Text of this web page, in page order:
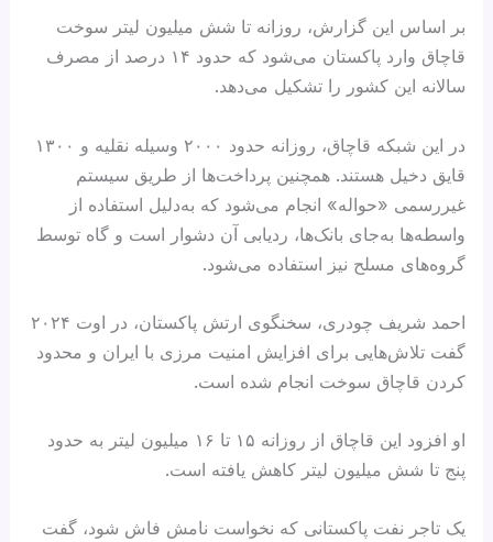
بر اساس این گزارش، روزانه تا شش میلیون لیتر سوخت
قاچاق وارد پاکستان می‌شود که حدود ۱۴ درصد از مصرف
سالانه این کشور را تشکیل می‌دهد.
در این شبکه قاچاق، روزانه حدود ۲۰۰۰ وسیله نقلیه و ۱۳۰۰
قایق دخیل هستند. همچنین پرداخت‌ها از طریق سیستم
غیررسمی «حواله» انجام می‌شود که به‌دلیل استفاده از
واسطه‌ها به‌جای بانک‌ها، ردیابی آن دشوار است و گاه توسط
گروه‌های مسلح نیز استفاده می‌شود.
احمد شریف چودری، سخنگوی ارتش پاکستان، در اوت ۲۰۲۴
گفت تلاش‌هایی برای افزایش امنیت مرزی با ایران و محدود
کردن قاچاق سوخت انجام شده است.
او افزود این قاچاق از روزانه ۱۵ تا ۱۶ میلیون لیتر به حدود
پنج تا شش میلیون لیتر کاهش یافته است.
یک تاجر نفت پاکستانی که نخواست نامش فاش شود، گفت